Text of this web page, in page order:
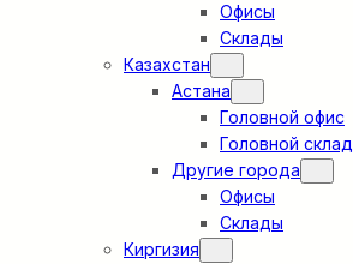
Офисы
Склады
Казахстан
Астана
Головной офис
Головной склад
Другие города
Офисы
Склады
Киргизия